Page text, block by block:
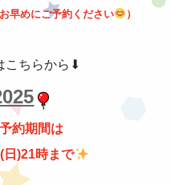
お早めにご予約ください ）
こちらから⬇︎
約期間は
日)21時まで